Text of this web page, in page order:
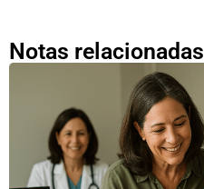
Notas relacionadas